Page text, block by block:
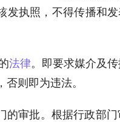
发执照，不得传播和发
法律。即要求媒介及
否则即为违法。
的审批。根据行政部